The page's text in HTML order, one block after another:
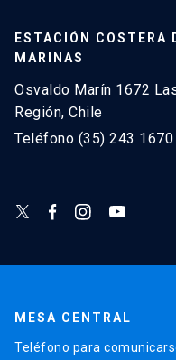
ESTACIÓN COSTERA
MARINAS
Osvaldo Marín 1672
Región, Chile
Teléfono (35) 243 1670
MESA CENTRAL
Teléfono para